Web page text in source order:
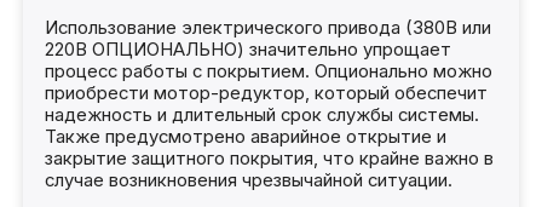
Использование электрического привода (380В или
220В ОПЦИОНАЛЬНО) значительно упрощает
процесс работы с покрытием. Опционально можно
приобрести мотор-редуктор, который обеспечит
надежность и длительный срок службы системы.
Также предусмотрено аварийное открытие и
закрытие защитного покрытия, что крайне важно в
случае возникновения чрезвычайной ситуации.